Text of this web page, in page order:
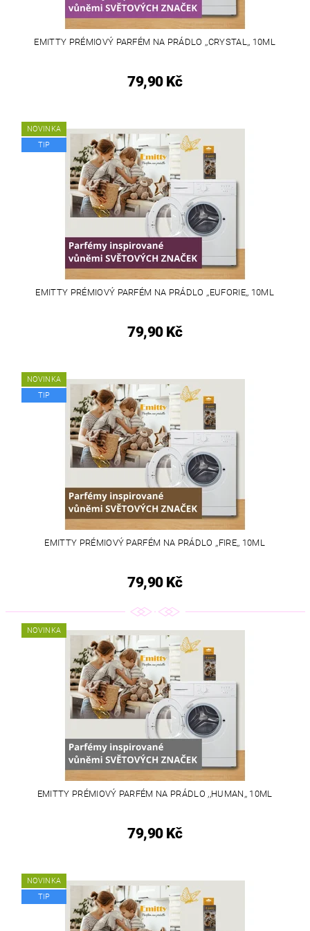
EMITTY PRÉMIOVÝ PARFÉM NA PRÁDLO ,,CRYSTAL,, 10ML
79,90 Kč
NOVINKA
TIP
EMITTY PRÉMIOVÝ PARFÉM NA PRÁDLO ,,EUFORIE,, 10ML
79,90 Kč
NOVINKA
TIP
EMITTY PRÉMIOVÝ PARFÉM NA PRÁDLO ,,FIRE,, 10ML
79,90 Kč
NOVINKA
EMITTY PRÉMIOVÝ PARFÉM NA PRÁDLO ,,HUMAN,, 10ML
79,90 Kč
NOVINKA
TIP